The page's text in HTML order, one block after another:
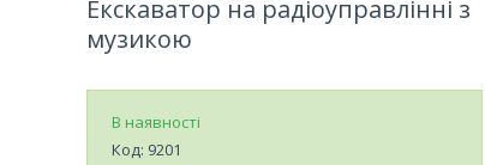
Екскаватор на радіоуправлінні з
музикою
В наявності
Код: 9201